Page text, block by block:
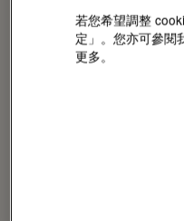
若您希望調整
定」。您亦可參閱
更多。